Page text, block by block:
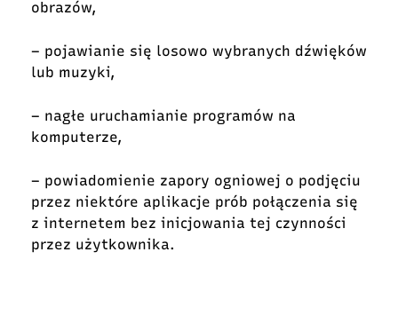
obrazów,
– pojawianie się losowo wybranych dźwięków
lub muzyki,
– nagłe uruchamianie programów na
komputerze,
– powiadomienie zapory ogniowej o podjęciu
przez niektóre aplikacje prób połączenia się
z internetem bez inicjowania tej czynności
przez użytkownika.